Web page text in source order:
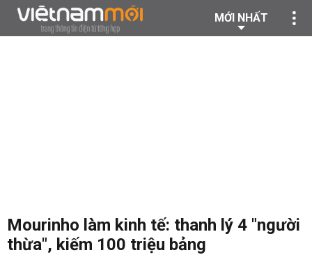
MỚI NHẤT
Mourinho làm kinh tế: thanh lý 4 "người
thừa", kiếm 100 triệu bảng